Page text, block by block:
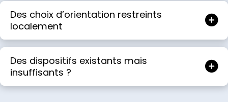
Des choix d’orientation restreints
localement
Des dispositifs existants mais
insuffisants ?